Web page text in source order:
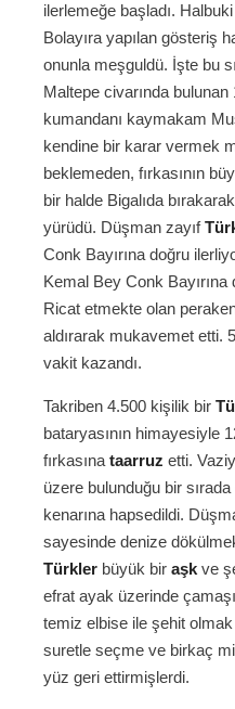
ilerlemeğe başladı.
Bolayıra yapılan gösteriş
onunla meşguldü. İşte bu
Maltepe civarında bulunan
kumandanı kaymakam
kendine bir karar vermek
beklemeden, fırkasının
bir halde Bigalıda
yürüdü. Düşman zayıf
Conk Bayırına doğru
Kemal Bey Conk
Ricat etmekte olan
aldırarak mukavemet etti.
vakit kazandı.
Takriben 4.500 kişilik bir
bataryasının himayesiyle
fırkasına taarruz etti.
üzere bulunduğu bir
kenarına hapsedildi.
sayesinde denize
Türkler büyük bir aşk ve
efrat ayak üzerinde
temiz elbise ile şehit
suretle seçme ve birkaç
yüz geri ettirmişlerdi.